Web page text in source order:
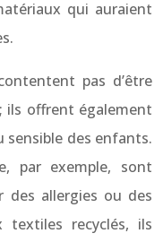
qui auraient
pas d’être
ils offrent également
sensible des enfants.
par exemple, sont
des allergies ou des
textiles recyclés, ils